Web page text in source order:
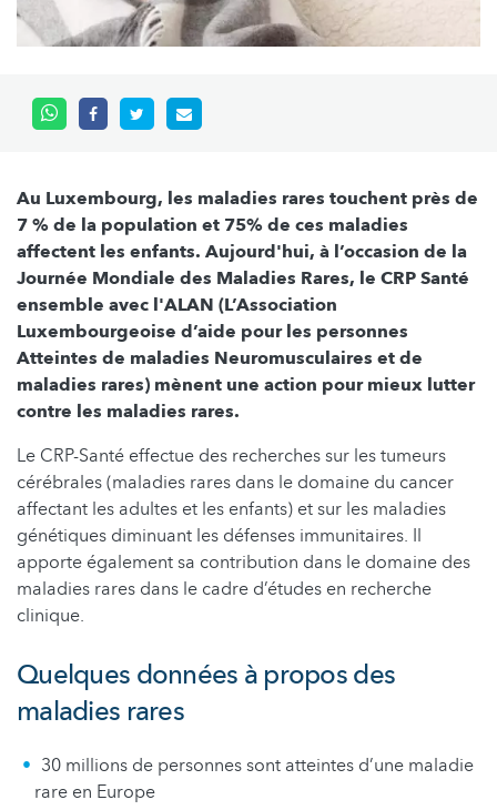
Au Luxembourg, les maladies rares touchent près de
7 % de la population et 75% de ces maladies
affectent les enfants. Aujourd'hui, à l’occasion de la
Journée Mondiale des Maladies Rares, le CRP Santé
ensemble avec l'ALAN (L’Association
Luxembourgeoise d’aide pour les personnes
Atteintes de maladies Neuromusculaires et de
maladies rares) mènent une action pour mieux lutter
contre les maladies rares.
Le CRP-Santé effectue des recherches sur les tumeurs
cérébrales (maladies rares dans le domaine du cancer
affectant les adultes et les enfants) et sur les maladies
génétiques diminuant les défenses immunitaires. Il
apporte également sa contribution dans le domaine des
maladies rares dans le cadre d’études en recherche
clinique.
Quelques données à propos des
maladies rares
30 millions de personnes sont atteintes d’une maladie
rare en Europe